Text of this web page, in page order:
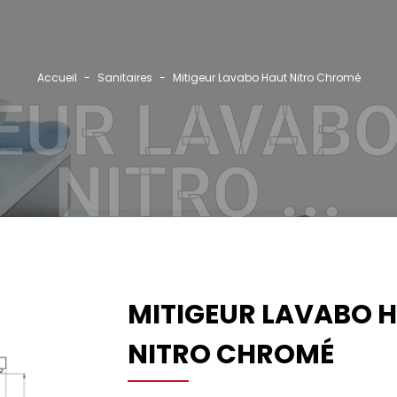
Accueil Sanitaires Mitigeur Lavabo Haut Nitro Chromé
NITRO ...
MITIGEUR LAVABO
NITRO CHROMÉ